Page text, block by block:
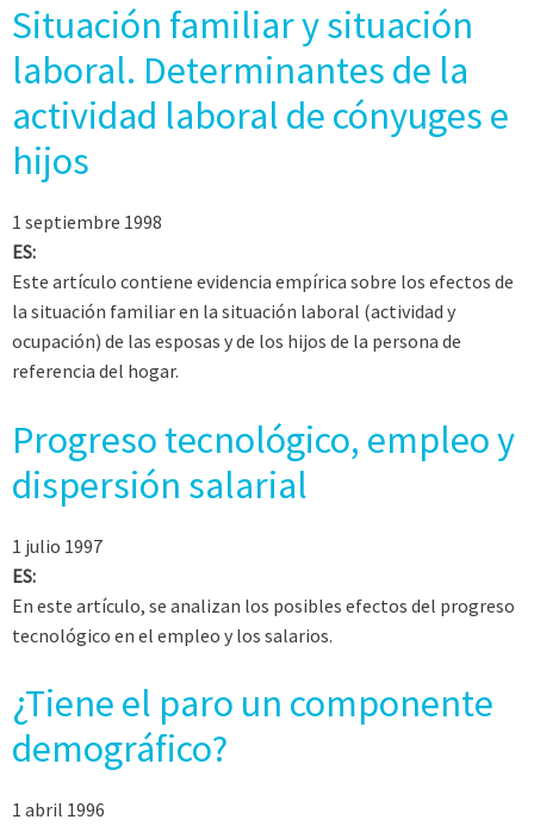
Situación familiar y situación
laboral. Determinantes de la
actividad laboral de cónyuges e
hijos
1 septiembre 1998
ES:
Este artículo contiene evidencia empírica sobre los efectos de
la situación familiar en la situación laboral (actividad y
ocupación) de las esposas y de los hijos de la persona de
referencia del hogar.
Progreso tecnológico, empleo y
dispersión salarial
1 julio 1997
ES:
En este artículo, se analizan los posibles efectos del progreso
tecnológico en el empleo y los salarios.
¿Tiene el paro un componente
demográfico?
1 abril 1996